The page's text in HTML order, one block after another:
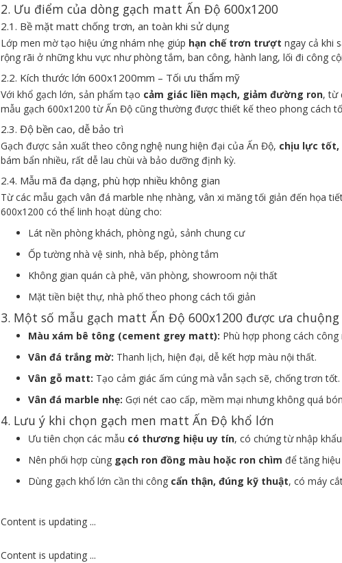
2. Ưu điểm của dòng gạch matt Ấn Độ 600x1200
2.1. Bề mặt matt chống trơn, an toàn khi sử dụng
Lớp men mờ tạo hiệu ứng nhám nhẹ giúp hạn chế trơn trượt ngay cả khi
rộng rãi ở những khu vực như phòng tắm, ban công, hành lang, lối đi công
2.2. Kích thước lớn 600x1200mm – Tối ưu thẩm mỹ
Với khổ gạch lớn, sản phẩm tạo cảm giác liền mạch, giảm đường ron, từ
mẫu gạch 600x1200 từ Ấn Độ cũng thường được thiết kế theo phong cách
2.3. Độ bền cao, dễ bảo trì
Gạch được sản xuất theo công nghệ nung hiện đại của Ấn Độ, chịu lực tốt,
bám bẩn nhiều, rất dễ lau chùi và bảo dưỡng định kỳ.
2.4. Mẫu mã đa dạng, phù hợp nhiều không gian
Từ các mẫu gạch vân đá marble nhẹ nhàng, vân xi măng tối giản đến họa
600x1200 có thể linh hoạt dùng cho:
Lát nền phòng khách, phòng ngủ, sảnh chung cư
Ốp tường nhà vệ sinh, nhà bếp, phòng tắm
Không gian quán cà phê, văn phòng, showroom nội thất
Mặt tiền biệt thự, nhà phố theo phong cách tối giản
3. Một số mẫu gạch matt Ấn Độ 600x1200 được ưa chuộng
Màu xám bê tông (cement grey matt): Phù hợp phong cách
Vân đá trắng mờ: Thanh lịch, hiện đại, dễ kết hợp màu nội thất.
Vân gỗ matt: Tạo cảm giác ấm cúng mà vẫn sạch sẽ, chống trơn tốt.
Vân đá marble nhẹ: Gợi nét cao cấp, mềm mại nhưng không quá
4. Lưu ý khi chọn gạch men matt Ấn Độ khổ lớn
Ưu tiên chọn các mẫu có thương hiệu uy tín, có chứng từ nhập
Nên phối hợp cùng gạch ron đồng màu hoặc ron chìm để tăng
Dùng gạch khổ lớn cần thi công cẩn thận, đúng kỹ thuật, có máy
Content is updating ...
Content is updating ...